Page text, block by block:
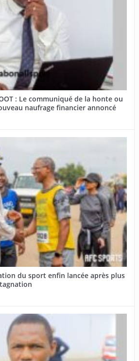
: Le communiqué de la honte ou
naufrage financier annoncé
du sport enfin lancée après plus